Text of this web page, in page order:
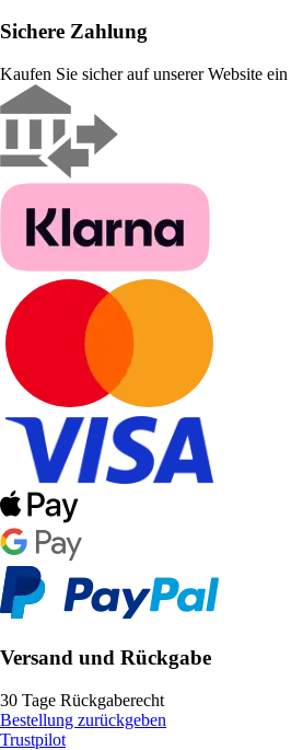
Sichere Zahlung
Kaufen Sie sicher auf unserer Website ein
Versand und Rückgabe
30 Tage Rückgaberecht
Bestellung zurückgeben
Trustpilot